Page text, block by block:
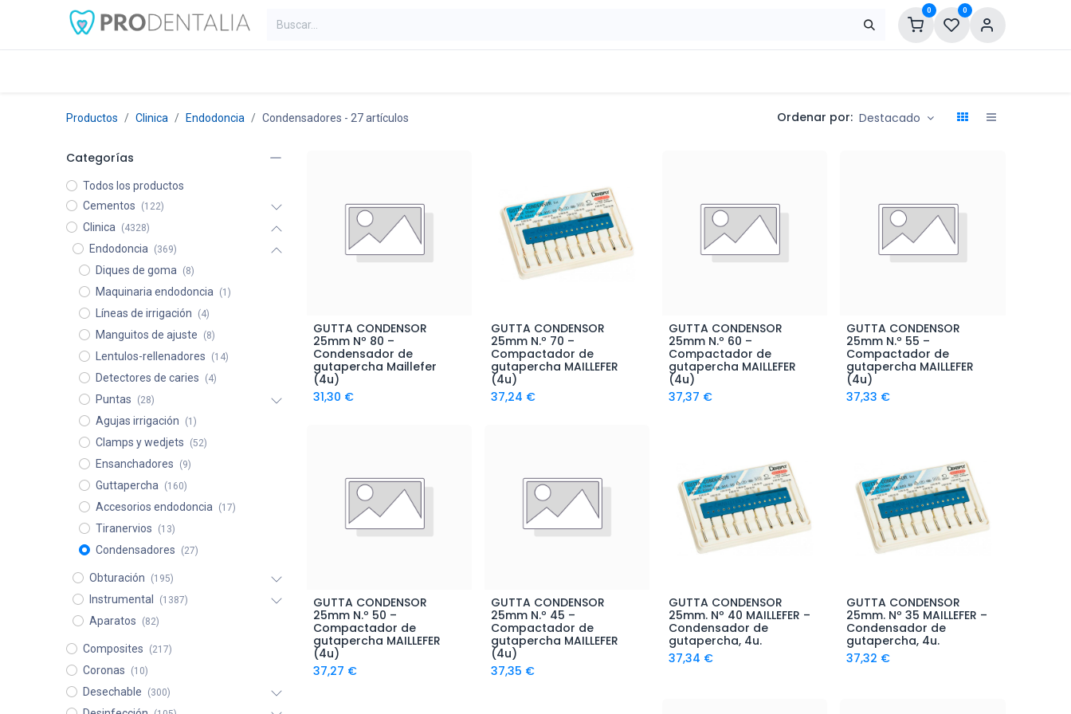
0 0
Productos Clinica Endodoncia Condensadores - 27 artículos Ordenar por: Destacado
Categorías
Todos los productos
Cementos
(122)
Clinica (4328)
Endodoncia (369)
Diques de goma (8)
Maquinaria endodoncia (1)
Líneas de irrigación (4)
Manguitos de ajuste (8)
Lentulos-rellenadores (14)
Detectores de caries (4)
Puntas (28)
Agujas irrigación (1)
Clamps y wedjets (52)
Ensanchadores (9)
Guttapercha (160)
Accesorios endodoncia (17)
Tiranervios (13)
Condensadores (27)
Obturación (195)
Instrumental (1387)
Aparatos (82)
Composites (217)
Coronas (10)
Desechable (300)
Añadir al Carrito
GUTTA CONDENSOR
25mm Nº 80 –
Condensador de
gutapercha Maillefer
(4u)
31,30 €
Añadir al Carrito
GUTTA CONDENSOR
25mm N.º 70 –
Compactador de
gutapercha MAILLEFER
(4u)
37,24 €
Añadir al Carrito
GUTTA CONDENSOR
25mm N.º 60 –
Compactador de
gutapercha MAILLEFER
(4u)
37,37 €
Añadir al Carrito
GUTTA CONDENSOR
25mm N.º 55 –
Compactador de
gutapercha MAILLEFER
(4u)
37,33 €
Añadir al Carrito
GUTTA CONDENSOR
25mm N.º 50 –
Compactador de
gutapercha MAILLEFER
(4u)
37,27 €
Añadir al Carrito
GUTTA CONDENSOR
25mm N.º 45 –
Compactador de
gutapercha MAILLEFER
(4u)
37,35 €
Añadir al Carrito
GUTTA CONDENSOR
25mm. Nº 40 MAILLEFER –
Condensador de
gutapercha, 4u.
37,34 €
Añadir al Carrito
GUTTA CONDENSOR
25mm. Nº 35 MAILLEFER –
Condensador de
gutapercha, 4u.
37,32 €